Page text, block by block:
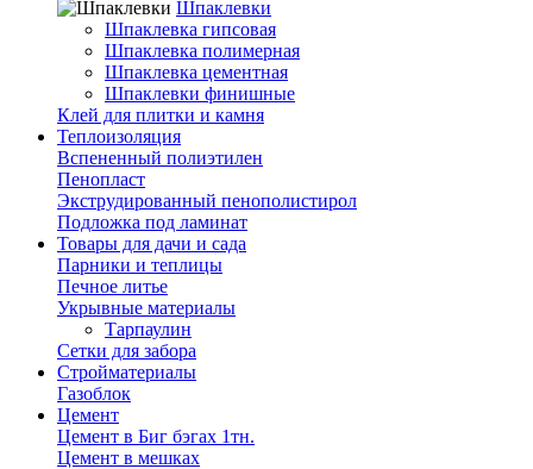
Шпаклевки
Шпаклевка гипсовая
Шпаклевка полимерная
Шпаклевка цементная
Шпаклевки финишные
Клей для плитки и камня
Теплоизоляция
Вспененный полиэтилен
Пенопласт
Экструдированный пенополистирол
Подложка под ламинат
Товары для дачи и сада
Парники и теплицы
Печное литье
Укрывные материалы
Тарпаулин
Сетки для забора
Стройматериалы
Газоблок
Цемент
Цемент в Биг бэгах 1тн.
Цемент в мешках